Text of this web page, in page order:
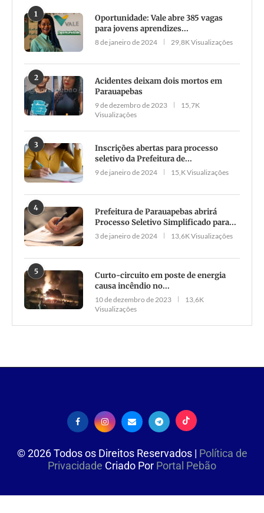
1
Oportunidade: Vale abre 385 vagas
para jovens aprendizes...
8 de janeiro de 2024 29,8K Visualizações
2
Acidentes deixam dois mortos em
Parauapebas
9 de dezembro de 2023
15,7K
Visualizações
3
Inscrições abertas para processo
seletivo da Prefeitura de...
9 de janeiro de 2024 15,K Visualizações
4
Prefeitura de Parauapebas abrirá
Processo Seletivo Simplificado para...
3 de janeiro de 2024 13,6K Visualizações
5
Curto-circuito em poste de energia
causa incêndio no...
10 de dezembro de 2023
13,6K
Visualizações
©2026Todos os Direitos Reservados | Política de
Privacidade Criado Por Portal Pebão